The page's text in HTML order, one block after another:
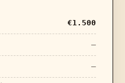
€1.500
—
—